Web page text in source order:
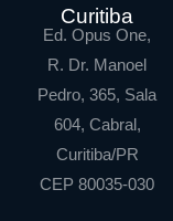
Curitiba
Ed. Opus One,
R. Dr. Manoel
Pedro, 365, Sala
604, Cabral,
Curitiba/PR
CEP 80035-030